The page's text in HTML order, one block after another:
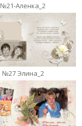
№21-Аленка_2
№27 Элина_2